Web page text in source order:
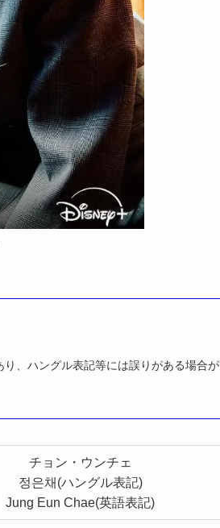
、ハングル表記等には誤りがある場合が
チョン・ウンチェ
정은채(ハングル表記)
Jung Eun Chae(英語表記)